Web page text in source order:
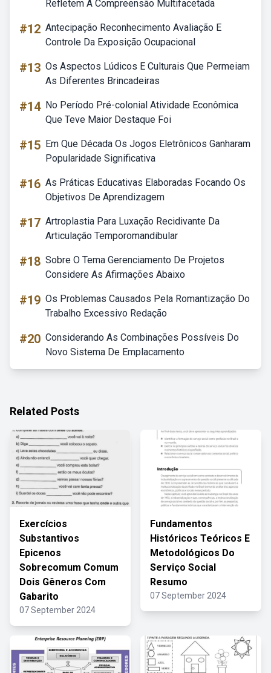
Refletem A Compreensão Multifacetada
#12 Antecipação Reconhecimento Avaliação E
Controle Da Exposição Ocupacional
#13 Os Aspectos Lúdicos E Culturais Que Permeiam
As Diferentes Brincadeiras
#14 No Período Pré-colonial Atividade Econômica
Que Teve Maior Destaque Foi
#15 Em Que Década Os Jogos Eletrônicos Ganharam
Popularidade Significativa
#16 As Práticas Educativas Elaboradas Focando Os
Objetivos De Aprendizagem
#17 Artroplastia Para Luxação Recidivante Da
Articulação Temporomandibular
#18 Sobre O Tema Gerenciamento De Projetos
Considere As Afirmações Abaixo
#19 Os Problemas Causados Pela Romantização Do
Trabalho Excessivo Redação
#20 Considerando As Combinações Possíveis Do
Novo Sistema De Emplacamento
Related Posts
Exercícios
Substantivos
Epicenos
Sobrecomum Comum
Dois Gêneros Com
Gabarito
07 September 2024
Fundamentos
Históricos Teóricos E
Metodológicos Do
Serviço Social
Resumo
07 September 2024